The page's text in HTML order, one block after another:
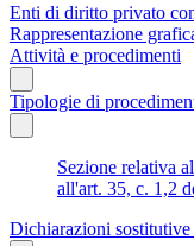
Enti di diritto privato
Rappresentazione
Attività e procedimenti
Tipologie di
Sezione relativa
all'art. 35, c. 1,2
Dichiarazioni